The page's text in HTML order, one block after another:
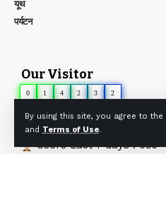
By using this site, you agree to the
and Terms of Use.
यूथ
पर्यटन
Our Visitor
0 1 4 2 3 2
Users Today : 6
Users Yesterday : 115
Users Last 7 days : 693